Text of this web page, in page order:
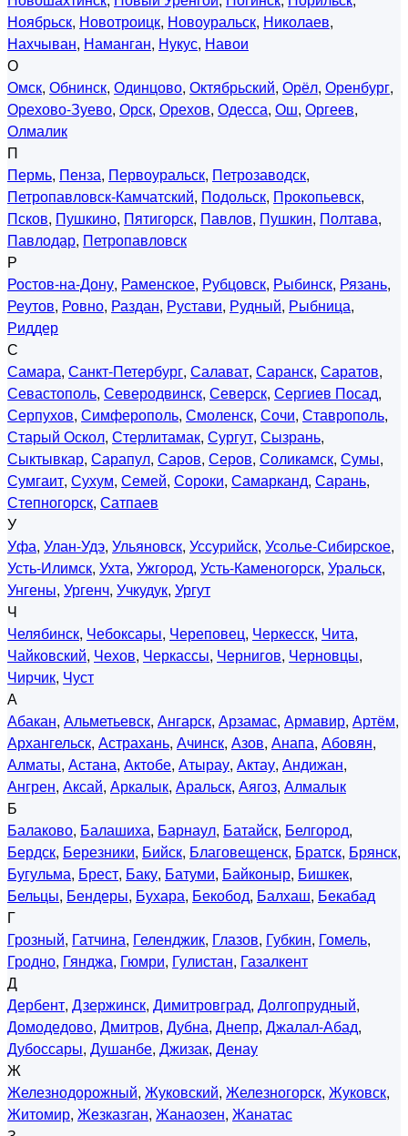
Ноябрьск, Новотроицк, Новоуральск, Николаев,
Нахчыван, Наманган, Нукус, Навои
О
Омск, Обнинск, Одинцово, Октябрьский, Орёл, Оренбург,
Орехово-Зуево, Орск, Орехов, Одесса, Ош, Оргеев,
Олмалик
П
Пермь, Пенза, Первоуральск, Петрозаводск,
Петропавловск-Камчатский, Подольск, Прокопьевск,
Псков, Пушкино, Пятигорск, Павлов, Пушкин, Полтава,
Павлодар, Петропавловск
Р
Ростов-на-Дону, Раменское, Рубцовск, Рыбинск, Рязань,
Реутов, Ровно, Раздан, Рустави, Рудный, Рыбница,
Риддер
С
Самара, Санкт-Петербург, Салават, Саранск, Саратов,
Севастополь, Северодвинск, Северск, Сергиев Посад,
Серпухов, Симферополь, Смоленск, Сочи, Ставрополь,
Старый Оскол, Стерлитамак, Сургут, Сызрань,
Сыктывкар, Сарапул, Саров, Серов, Соликамск, Сумы,
Сумгаит, Сухум, Семей, Сороки, Самарканд, Сарань,
Степногорск, Сатпаев
У
Уфа, Улан-Удэ, Ульяновск, Уссурийск, Усолье-Сибирское,
Усть-Илимск, Ухта, Ужгород, Усть-Каменогорск, Уральск,
Унгены, Ургенч, Учкудук, Ургут
Ч
Челябинск, Чебоксары, Череповец, Черкесск, Чита,
Чайковский, Чехов, Черкассы, Чернигов, Черновцы,
Чирчик, Чуст
А
Абакан, Альметьевск, Ангарск, Арзамас, Армавир, Артём,
Архангельск, Астрахань, Ачинск, Азов, Анапа, Абовян,
Алматы, Астана, Актобе, Атырау, Актау, Андижан,
Ангрен, Аксай, Аркалык, Аральск, Аягоз, Алмалык
Б
Балаково, Балашиха, Барнаул, Батайск, Белгород,
Бердск, Березники, Бийск, Благовещенск, Братск, Брянск,
Бугульма, Брест, Баку, Батуми, Байконыр, Бишкек,
Бельцы, Бендеры, Бухара, Бекобод, Балхаш, Бекабад
Г
Грозный, Гатчина, Геленджик, Глазов, Губкин, Гомель,
Гродно, Гянджа, Гюмри, Гулистан, Газалкент
Д
Дербент, Дзержинск, Димитровград, Долгопрудный,
Домодедово, Дмитров, Дубна, Днепр, Джалал-Абад,
Дубоссары, Душанбе, Джизак, Денау
Ж
Железнодорожный, Жуковский, Железногорск, Жуковск,
Житомир, Жезказган, Жанаозен, Жанатас